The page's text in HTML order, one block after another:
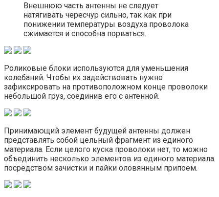
Внешнюю часть антенны не следует
натягивать чересчур сильно, так как при
понижении температуры воздуха проволока
сжимается и способна порваться.
Роликовые блоки используются для уменьшения
колебаний. Чтобы их задействовать нужно
зафиксировать на противоположном конце проволоки
небольшой груз, соединив его с антенной.
Принимающий элемент будущей антенны должен
представлять собой цельный фрагмент из единого
материала. Если целого куска проволоки нет, то можно
объединить несколько элементов из единого материала
посредством зачистки и пайки оловянным припоем.